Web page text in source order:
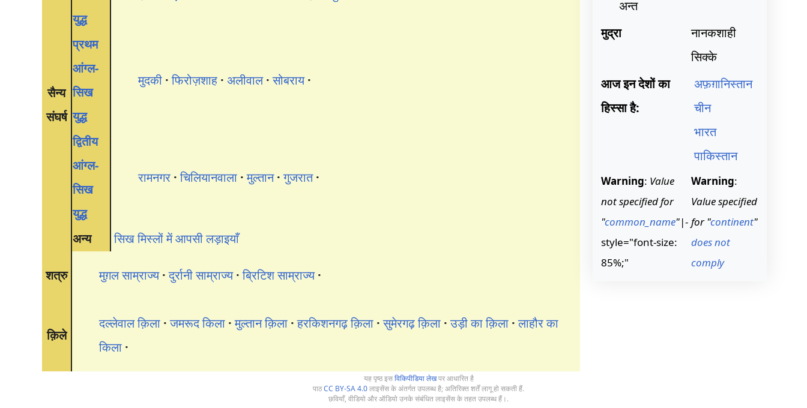
अन्त
मुद्रा
नानकशाही
सिक्के
आज इन देशों का
हिस्सा है:
अफ़ग़ानिस्तान
चीन
भारत
पाकिस्तान
Warning: Value
not specified for
"common_name"|-
style="font-size:
85%;"
Warning:
Value specified
for "continent"
does not
comply
सैन्य
संघर्ष
युद्ध
प्रथम
आंग्ल-
सिख
युद्ध
मुदकी फिरोज़शाह अलीवाल सोबराय
द्वितीय
आंग्ल-
सिख
युद्ध
रामनगर चिलियानवाला मुल्तान गुजरात
अन्य सिख मिस्लों में आपसी लड़ाइयाँ
शत्रु मुग़ल साम्राज्य दुर्रानी साम्राज्य ब्रिटिश साम्राज्य
क़िले
दल्लेवाल क़िला जमरूद किला मुल्तान क़िला हरकिशनगढ़ क़िला सुमेरगढ़ क़िला उड़ी का क़िला लाहौर का
किला
यह पृष्ठ इसविकिपीडिया लेखपर आधारित है
पाठCC BY-SA 4.0लाइसेंस के अंतर्गत उपलब्ध है; अतिरिक्त शर्तें लागू हो सकती हैं.
छवियाँ, वीडियो और ऑडियो उनके संबंधित लाइसेंस के तहत उपलब्ध हैं।.